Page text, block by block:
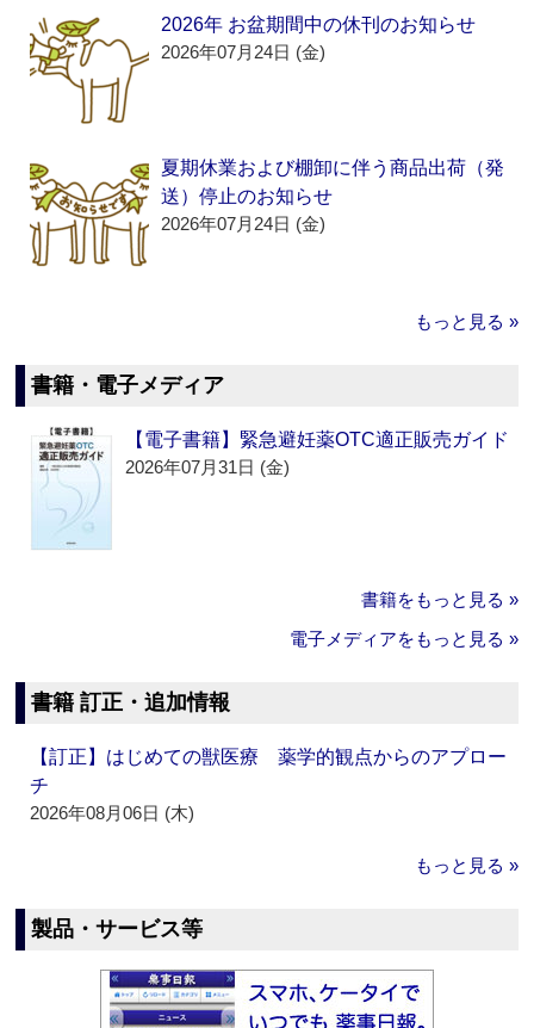
2026年 お盆期間中の休刊のお知らせ
2026年07月24日 (金)
夏期休業および棚卸に伴う商品出荷（発
送）停止のお知らせ
2026年07月24日 (金)
もっと見る »
書籍・電子メディア
【電子書籍】緊急避妊薬OTC適正販売ガイド
2026年07月31日 (金)
書籍をもっと見る »
電子メディアをもっと見る »
書籍 訂正・追加情報
【訂正】はじめての獣医療 薬学的観点からのアプロー
チ
2026年08月06日 (木)
もっと見る »
製品・サービス等